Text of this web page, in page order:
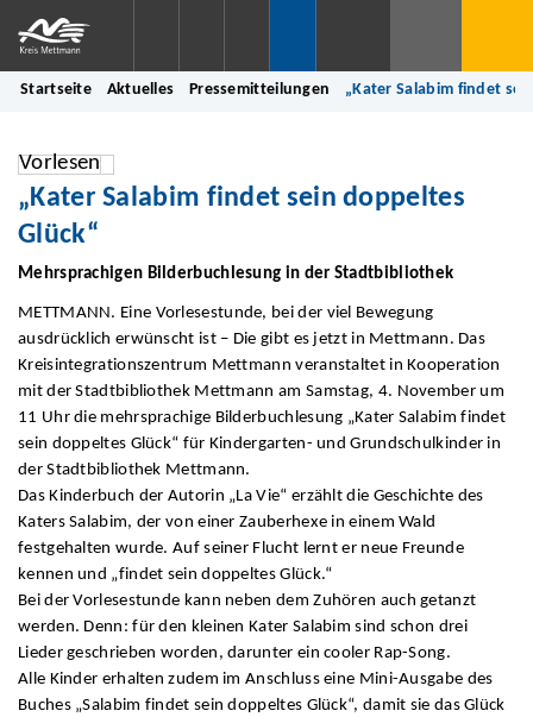
Startseite Aktuelles Pressemitteilungen „Kater Salabim findet
Vorlesen
„Kater Salabim findet sein doppeltes
Glück“
Mehrsprachigen Bilderbuchlesung in der Stadtbibliothek
METTMANN. Eine Vorlesestunde, bei der viel Bewegung
ausdrücklich erwünscht ist – Die gibt es jetzt in Mettmann. Das
Kreisintegrationszentrum Mettmann veranstaltet in Kooperation
mit der Stadtbibliothek Mettmann am Samstag, 4. November um
11 Uhr die mehrsprachige Bilderbuchlesung „Kater Salabim findet
sein doppeltes Glück“ für Kindergarten- und Grundschulkinder in
der Stadtbibliothek Mettmann.
Das Kinderbuch der Autorin „La Vie“ erzählt die Geschichte des
Katers Salabim, der von einer Zauberhexe in einem Wald
festgehalten wurde. Auf seiner Flucht lernt er neue Freunde
kennen und „findet sein doppeltes Glück.“
Bei der Vorlesestunde kann neben dem Zuhören auch getanzt
werden. Denn: für den kleinen Kater Salabim sind schon drei
Lieder geschrieben worden, darunter ein cooler Rap-Song.
Alle Kinder erhalten zudem im Anschluss eine Mini-Ausgabe des
Buches „Salabim findet sein doppeltes Glück“, damit sie das Glück